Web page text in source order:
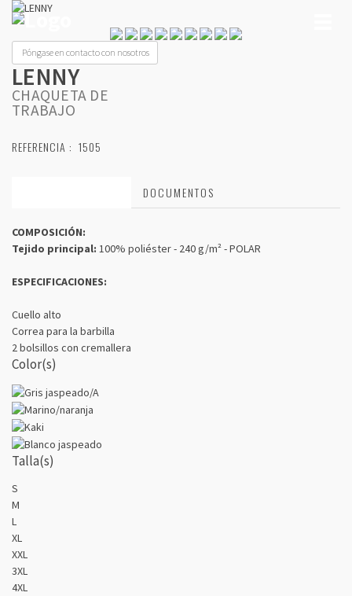
Póngase en contacto con nosotros
LENNY
CHAQUETA DE
TRABAJO
REFERENCIA : 1505
DOCUMENTOS
COMPOSICIÓN:
Tejido principal: 100% poliéster - 240 g/m² - POLAR
ESPECIFICACIONES:
Cuello alto
Correa para la barbilla
2 bolsillos con cremallera
Color(s)
Talla(s)
S
M
L
XL
XXL
3XL
4XL